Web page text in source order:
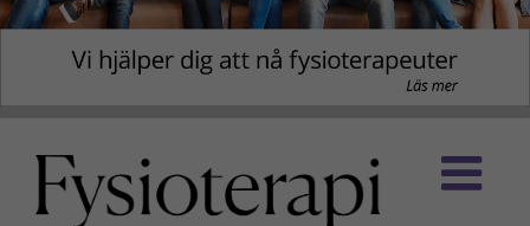
innehållet